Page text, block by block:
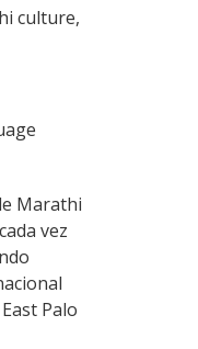
culture,
Marathi
vez
Palo